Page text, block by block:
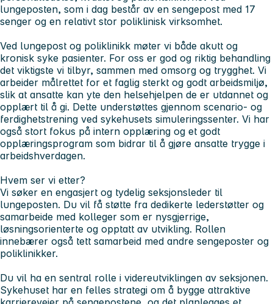
lungeposten, som i dag består av en sengepost med 17
senger og en relativt stor poliklinisk virksomhet.
Ved lungepost og poliklinikk møter vi både akutt og
kronisk syke pasienter. For oss er god og riktig behandling
det viktigste vi tilbyr, sammen med omsorg og trygghet. Vi
arbeider målrettet for et faglig sterkt og godt arbeidsmiljø,
slik at ansatte kan yte den helsehjelpen de er utdannet og
opplært til å gi. Dette understøttes gjennom scenario- og
ferdighetstrening ved sykehusets simuleringssenter. Vi har
også stort fokus på intern opplæring og et godt
opplæringsprogram som bidrar til å gjøre ansatte trygge i
arbeidshverdagen.
Hvem ser vi etter?
Vi søker en engasjert og tydelig seksjonsleder til
lungeposten. Du vil få støtte fra dedikerte lederstøtter og
samarbeide med kolleger som er nysgjerrige,
løsningsorienterte og opptatt av utvikling. Rollen
innebærer også tett samarbeid med andre sengeposter og
poliklinikker.
Du vil ha en sentral rolle i videreutviklingen av seksjonen.
Sykehuset har en felles strategi om å bygge attraktive